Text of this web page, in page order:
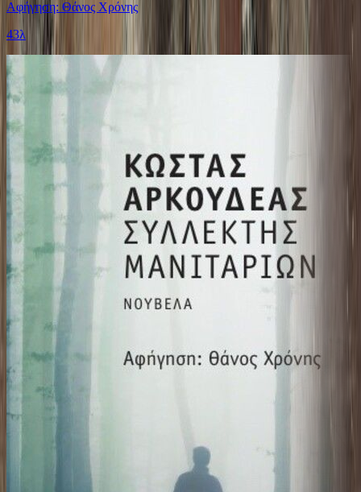
Αφήγηση: Θάνος Χρόνης
43λ